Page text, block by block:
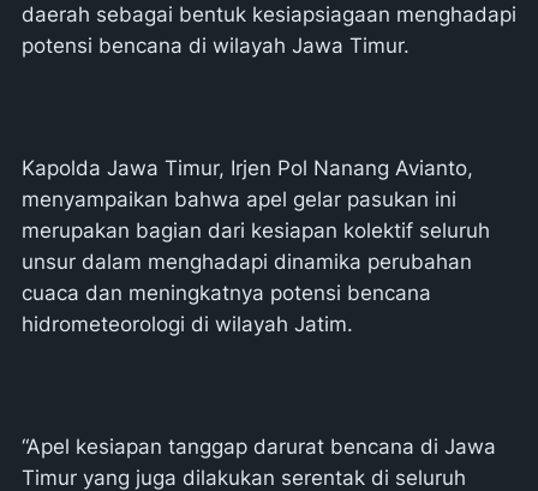
daerah sebagai bentuk kesiapsiagaan menghadapi
potensi bencana di wilayah Jawa Timur.
Kapolda Jawa Timur, Irjen Pol Nanang Avianto,
menyampaikan bahwa apel gelar pasukan ini
merupakan bagian dari kesiapan kolektif seluruh
unsur dalam menghadapi dinamika perubahan
cuaca dan meningkatnya potensi bencana
hidrometeorologi di wilayah Jatim.
“Apel kesiapan tanggap darurat bencana di Jawa
Timur yang juga dilakukan serentak di seluruh